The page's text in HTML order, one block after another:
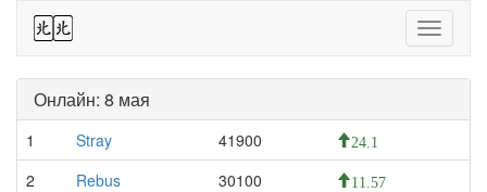
Toggle
44
Онлайн: 8 мая
1 Stray 41900 24.1
2 Rebus 30100 11.57